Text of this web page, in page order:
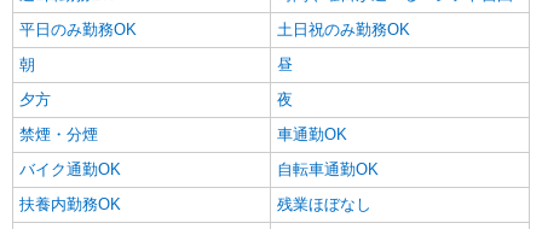
時給1550円〜2187円 ＜日払い有/週払い有/交
通費全支給(ガソリン代含む)＞
派遣社員
株式会社kotrio /●OS-H2-2086415
＜八尾市＞小さなデイサービスSTAFF募集≪
平日のみ勤務OK
土日祝のみ勤務OK
朝
昼
夕方
夜
禁煙・分煙
車通勤OK
バイク通勤OK
自転車通勤OK
扶養内勤務OK
残業ほぼなし